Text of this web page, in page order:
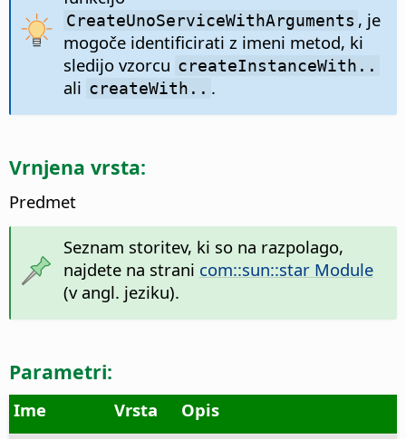
CreateUnoServiceWithArguments , je
mogoče identificirati z imeni metod, ki
sledijo vzorcu createInstanceWith..
ali createWith.. .
Vrnjena vrsta:
Predmet
Seznam storitev, ki so na razpolago,
najdete na strani com::sun::star Module
(v angl. jeziku).
Parametri:
Ime Vrsta Opis